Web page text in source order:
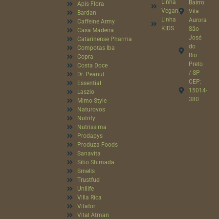
Apis Flora
Bardan
Caffeine Army
Casa Madeira
Catarinense Pharma
Compotas Iba
Copra
Costa Doce
Dr. Peanut
Essential
Laszlo
Mimo Style
Naturovos
Nutrify
Nutrissima
Prodapys
Produza Foods
Sanavita
Sitio Shimada
Smells
Trustfuel
Unilife
Villa Rica
Vitafor
Vital Atman
Linha
Vegana
Linha
KIDS
Bairro
Vila
Aurora
São
José
do
Rio
Preto
/ SP
CEP:
15014-
380